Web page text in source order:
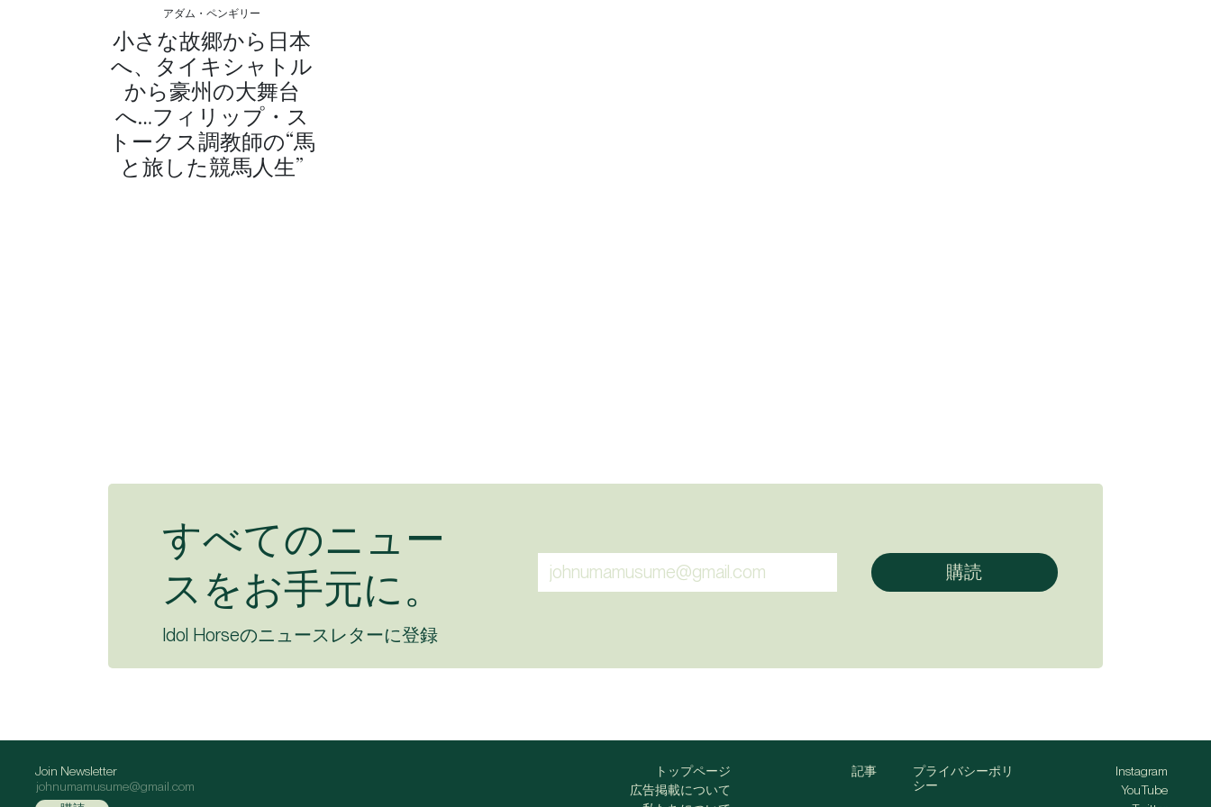
アダム・ペンギリー
小さな故郷から日本
へ、タイキシャトル
から豪州の大舞台
へ…フィリップ・ス
トークス調教師の“馬
と旅した競馬人生”
すべてのニュー
スをお手元に。
Idol Horseのニュースレターに登録
Join Newsletter
トップページ
広告掲載について
記事
プライバシーポリ
シー
Instagram
YouTube